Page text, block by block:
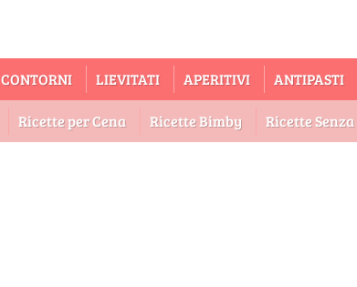
CONTORNI LIEVITATI APERITIVI ANTIPASTI
Ricette per Cena Ricette Bimby Ricette